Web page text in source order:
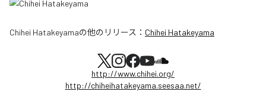
Chihei Hatakeyamaの他のリリース： Chihei Hatakeyama
http://www.chihei.org/
http://chiheihatakeyama.seesaa.net/